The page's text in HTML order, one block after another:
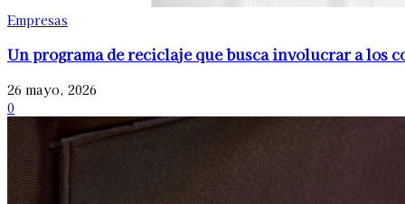
Empresas
Un programa de reciclaje que busca involucrar a los
26 mayo, 2026
0